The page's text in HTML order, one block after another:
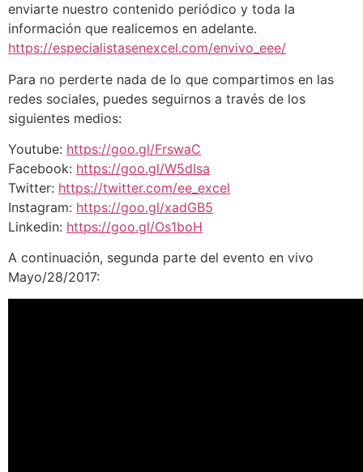
enviarte nuestro contenido periódico y toda la
información que realicemos en adelante.
https://especialistasenexcel.com/envivo_eee/
Para no perderte nada de lo que compartimos en las
redes sociales, puedes seguirnos a través de los
siguientes medios:
Youtube: https://goo.gl/FrswaC
Facebook: https://goo.gl/W5dIsa
Twitter: https://twitter.com/ee_excel
Instagram: https://goo.gl/xadGB5
Linkedin: https://goo.gl/Os1boH
A continuación, segunda parte del evento en vivo
Mayo/28/2017: